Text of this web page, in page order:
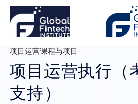
项目运营课程与项目
项目运营执行（
支持）